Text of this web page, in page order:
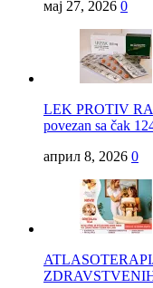
мај 27, 2026 0
LEK PROTIV
povezan sa čak
април 8, 2026 0